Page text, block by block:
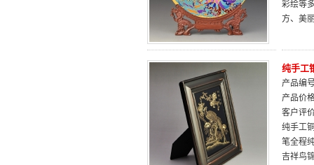
彩绘等
方、美
纯手工
产品编
产品价
客户评
纯手工
笔全程
吉祥鸟